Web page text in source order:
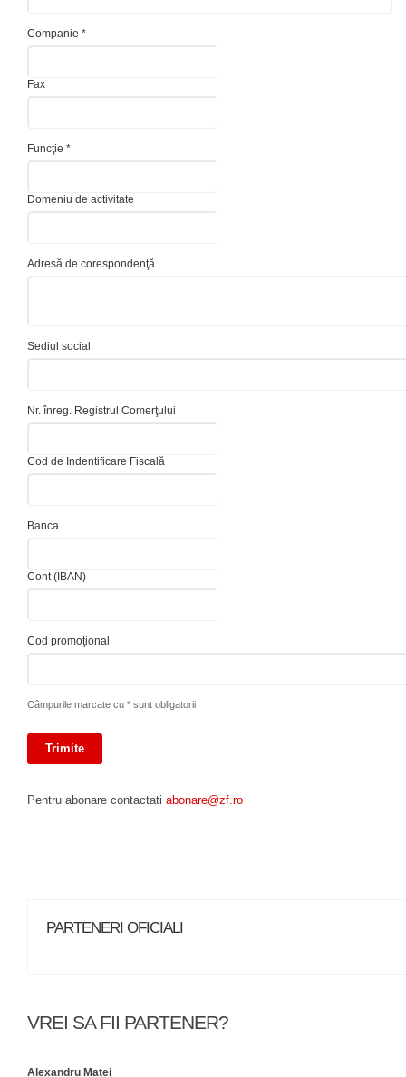
Companie *
Fax
Funcţie *
Domeniu de activitate
Adresă de corespondenţă
Sediul social
Nr. înreg. Registrul Comerţului
Cod de Indentificare Fiscală
Banca
Cont (IBAN)
Cod promoţional
Câmpurile marcate cu * sunt obligatorii
Pentru abonare contactati abonare@zf.ro
PARTENERI OFICIALI
VREI SA FII PARTENER?
Alexandru Matei